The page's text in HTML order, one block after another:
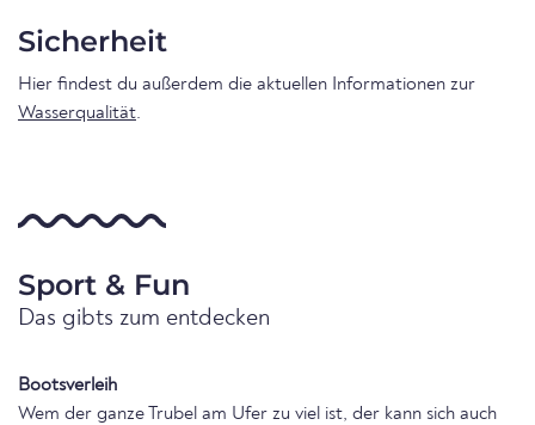
Sicherheit
Hier findest du außerdem die aktuellen Informationen zur
Wasserqualität.
Sport & Fun
Das gibts zum entdecken
Bootsverleih
Wem der ganze Trubel am Ufer zu viel ist, der kann sich auch